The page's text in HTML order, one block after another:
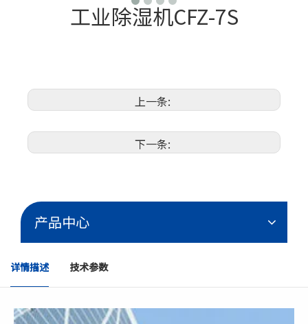
工业除湿机CFZ-7S
上一条:
下一条:
产品中心
详情描述 技术参数